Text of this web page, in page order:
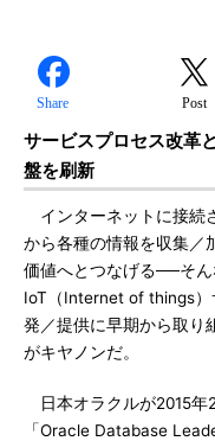
Share Post
サービスプロセス改革
盤を刷新
インターネットに接続
から各種の情報を収集／
価値へとつなげる──そん
IoT（Internet of things）
発／提供に早期から取り
がキヤノンだ。
日本オラクルが2015年
「Oracle Database